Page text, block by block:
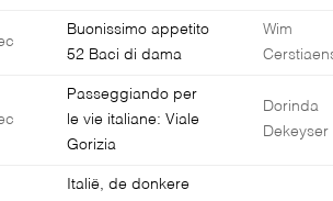
Buonissimo appetito
52 Baci di dama
Wim
Passeggiando per
le vie italiane: Viale
Gorizia
Dorinda
Dekeyser
Italië, de donkere